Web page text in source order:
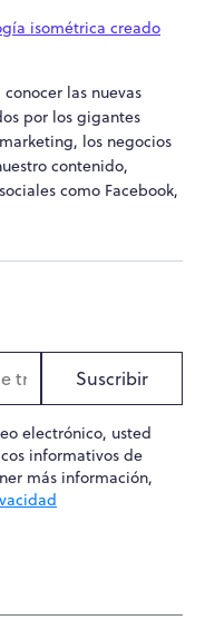
isométrica creado
las nuevas
por los gigantes
los negocios
contenido,
como Facebook,
Suscribir
electrónico, usted
informativos de
más información,